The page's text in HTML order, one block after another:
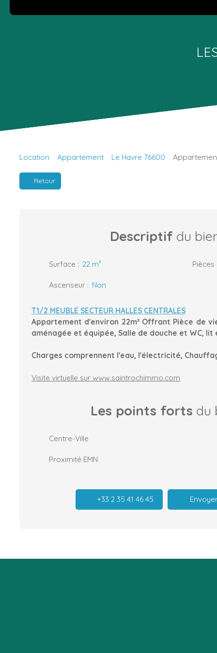
Location Appartement Le Havre 76600
Retour
Descriptif du
Surface : 22 m² Pièces
Ascenseur : Non
T1/2 MEUBLE SECTEUR HALLES CENTRALES
Appartement d'environ 22m² Offrant Pièce de
aménagée et équipée, Salle de douche et WC, lit
Charges comprennent l'eau, l'électricité,
Visite virtuelle sur www.saintrochimmo.com
Les points forts du
Centre-Ville
Proximité EMN
+33 2 35 41 46 45